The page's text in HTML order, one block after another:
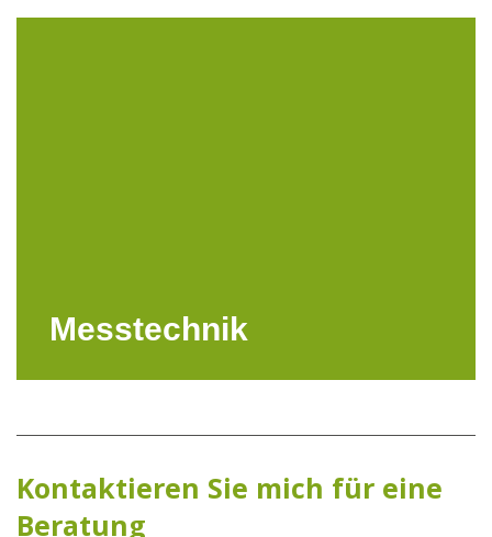
Messtechnik
Kontaktieren Sie mich für eine
Beratung